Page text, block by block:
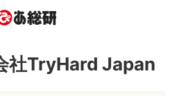
社TryHard Japan